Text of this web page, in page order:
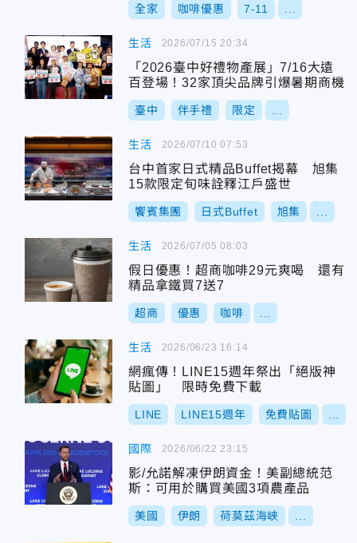
全家 咖啡優惠 7-11
生活
「2026臺中好禮物產展」7/16大遠
百登場！32家頂尖品牌引爆暑期商機
臺中 伴手禮 限定
2026/07/15 20:34
生活
台中首家日式精品Buffet揭幕 旭集
15款限定旬味詮釋江戶盛世
饗賓集團 日式Buffet 旭集
2026/07/10 07:53
生活
假日優惠！超商咖啡29元爽喝 還有
精品拿鐵買7送7
超商 優惠 咖啡
2026/07/05 08:03
生活
網瘋傳！LINE15週年祭出「絕版神
貼圖」 限時免費下載
LINE LINE15週年 免費貼圖
2026/06/23 16:14
國際
影/允諾解凍伊朗資金！美副總統范
斯：可用於購買美國3項農產品
美國 伊朗 荷莫茲海峽
2026/06/22 23:15